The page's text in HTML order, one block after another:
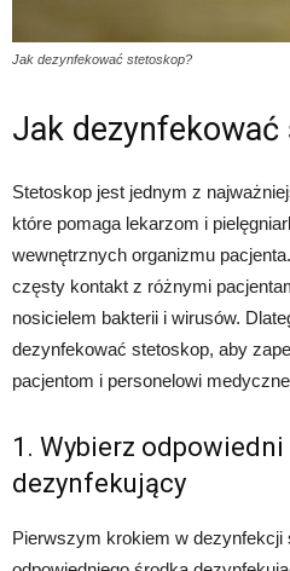
Jak dezynfekować stetoskop?
Jak
Stetoskop jest jednym z
które pomaga lekarzom i
wewnętrznych organizmu
częsty kontakt z różnymi
nosicielem bakterii i wirusów.
dezynfekować stetoskop, aby
pacjentom i personelowi
1. Wybierz
dezynfekujący
Pierwszym krokiem w dezynfekcji